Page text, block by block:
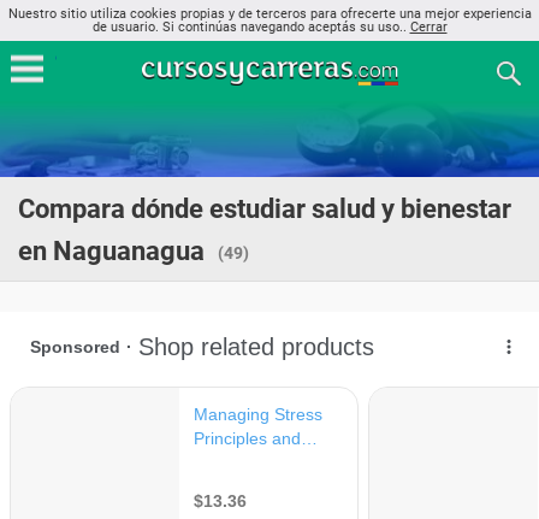
Nuestro sitio utiliza cookies propias y de terceros para ofrecerte una mejor experiencia
de usuario. Si continúas navegando aceptás su uso.. Cerrar
Compara dónde estudiar salud y bienestar
en Naguanagua
(49)